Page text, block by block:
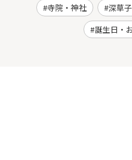
寺院・神社
深草
誕生日・